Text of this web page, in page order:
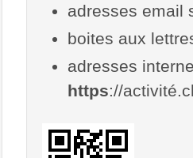
adresses email
boites aux
adresses
https://